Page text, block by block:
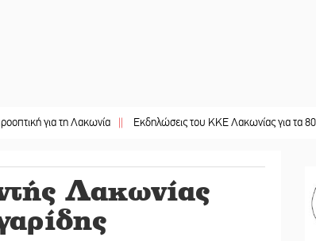
τη Λακωνία || Εκδηλώσεις του ΚΚΕ Λακωνίας για τα 80 χρόνια
Λακωνίας